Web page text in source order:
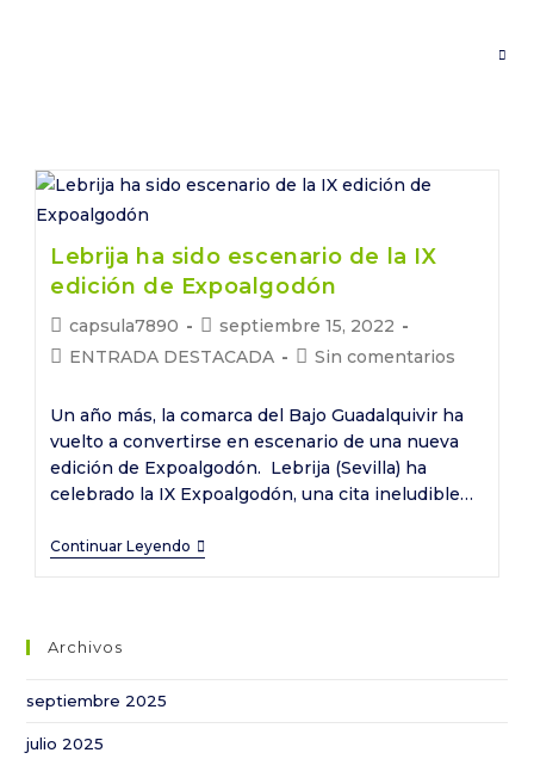
Lebrija ha sido escenario de la IX
edición de Expoalgodón
Autor
de
capsula7890
Publicación
de
septiembre 15, 2022
Categoría
la
entrada:
ENTRADA DESTACADA
Comentarios
la
entrada:
Sin comentarios
Un año más, la comarca del Bajo Guadalquivir ha
vuelto a convertirse en escenario de una nueva
edición de Expoalgodón. Lebrija (Sevilla) ha
celebrado la IX Expoalgodón, una cita ineludible…
Continuar Leyendo
Archivos
septiembre 2025
julio 2025